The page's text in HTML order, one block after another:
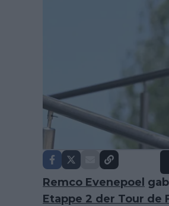
Remco Evenepoel
Etappe 2 der Tour de